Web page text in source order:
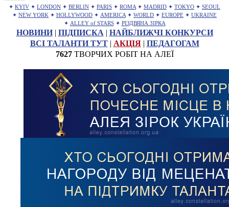
✦ KYIV ✦ LONDON ✦ BERLIN ✦ PARIS ✦ ROMA ✦ MADRID ✦ TOKYO ✦ SEOUL
✦ NEW YORK ✦ HOLLYWOOD ✦ AMERICA ✦ WORLD ✦ EUROPE ✦ UKRAINE
✦ ALLEY of STARS ✦ РІЗДВЯНА ЗІРКА
НОВИНИ| ПІДПИСКА | НАЙБЛИЖЧІ КОНКУРСИ
ВСІ ТАЛАНТИ ТУТ| АКЦІЯ| ПЕДАГОГАМ
7627ТВОРЧИХ РОБІТ НА АЛЕЇ